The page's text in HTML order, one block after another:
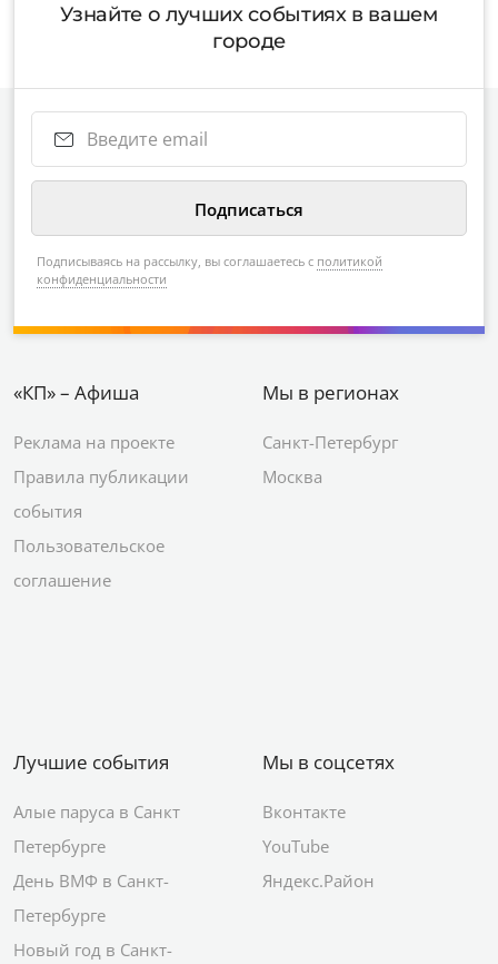
Узнайте о лучших событиях в вашем
городе
Подписываясь на рассылку, вы соглашаетесь с политикой
конфиденциальности
«КП» – Афиша
Реклама на проекте
Правила публикации
события
Пользовательское
соглашение
Мы в регионах
Санкт-Петербург
Москва
Лучшие события
Алые паруса в Санкт
Петербурге
День ВМФ в Санкт-
Петербурге
Новый год в Санкт-
Мы в соцсетях
Вконтакте
YouTube
Яндекс.Район